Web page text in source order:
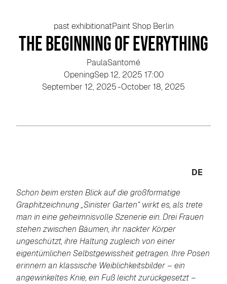
past exhibitionatPaint Shop Berlin
The Beginning of Everything
PaulaSantomé
OpeningSep 12, 2025 17:00
September 12, 2025-October 18, 2025
DE
Schon beim ersten Blick auf die großformatige
Graphitzeichnung „Sinister Garten“ wirkt es, als trete
man in eine geheimnisvolle Szenerie ein. Drei Frauen
stehen zwischen Bäumen, ihr nackter Körper
ungeschützt, ihre Haltung zugleich von einer
eigentümlichen Selbstgewissheit getragen. Ihre Posen
erinnern an klassische Weiblichkeitsbilder – ein
angewinkeltes Knie, ein Fuß leicht zurückgesetzt –